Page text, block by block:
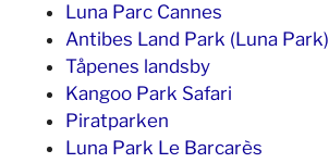
Luna Parc Cannes
Antibes Land Park (Luna Park)
Tåpenes landsby
Kangoo Park Safari
Piratparken
Luna Park Le Barcarès